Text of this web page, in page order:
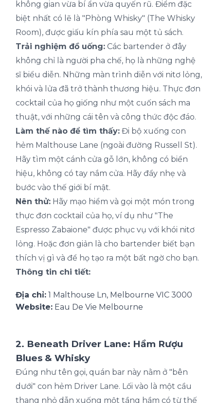
không gian vừa bí ẩn vừa quyến rũ. Điểm đặc
biệt nhất có lẽ là "Phòng Whisky" (The Whisky
Room), được giấu kín phía sau một tủ sách.
Trải nghiệm đồ uống: Các bartender ở đây
không chỉ là người pha chế, họ là những nghệ
sĩ biểu diễn. Những màn trình diễn với nitơ lỏng,
khói và lửa đã trở thành thương hiệu. Thực đơn
cocktail của họ giống như một cuốn sách ma
thuật, với những cái tên và công thức độc đáo.
Làm thế nào để tìm thấy: Đi bộ xuống con
hẻm Malthouse Lane (ngoài đường Russell St).
Hãy tìm một cánh cửa gỗ lớn, không có biển
hiệu, không có tay nắm cửa. Hãy đẩy nhẹ và
bước vào thế giới bí mật.
Nên thử: Hãy mạo hiểm và gọi một món trong
thực đơn cocktail của họ, ví dụ như "The
Espresso Zabaione" được phục vụ với khói nitơ
lỏng. Hoặc đơn giản là cho bartender biết bạn
thích vị gì và để họ tạo ra một bất ngờ cho bạn.
Thông tin chi tiết:
Địa chỉ: 1 Malthouse Ln, Melbourne VIC 3000
Website: Eau De Vie Melbourne
2. Beneath Driver Lane: Hầm Rượu
Blues & Whisky
Đúng như tên gọi, quán bar này nằm ở "bên
dưới" con hẻm Driver Lane. Lối vào là một cầu
thang nhỏ dẫn xuống một tầng hầm có từ thế